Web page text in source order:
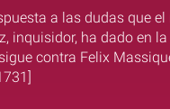
a las dudas que
inquisidor, ha dado en
contra Felix